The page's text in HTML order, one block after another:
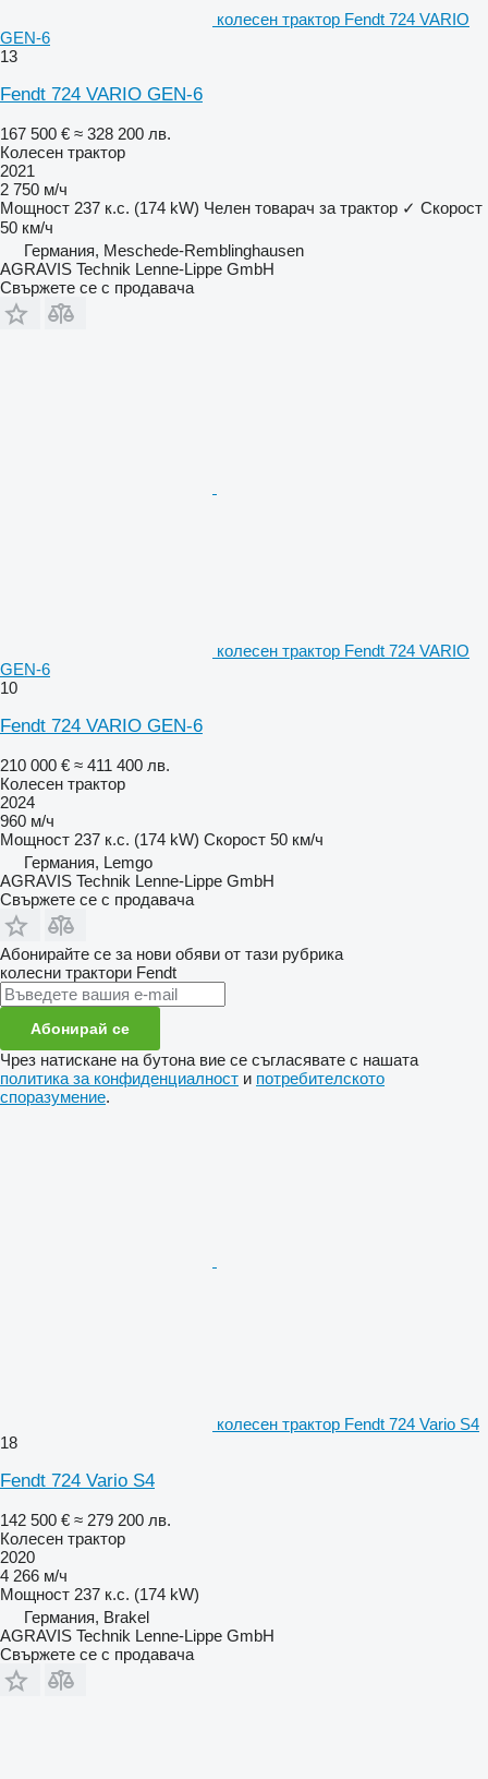
колесен трактор Fendt 724 VARIO
GEN-6
13
Fendt 724 VARIO GEN-6
167 500 € ≈ 328 200 лв.
Колесен трактор
2021
2 750 м/ч
Мощност 237 к.с. (174 kW) Челен товарач за трактор ✓ Скорост
50 км/ч
Германия, Meschede-Remblinghausen
AGRAVIS Technik Lenne-Lippe GmbH
Свържете се с продавача
колесен трактор Fendt 724 VARIO
GEN-6
10
Fendt 724 VARIO GEN-6
210 000 € ≈ 411 400 лв.
Колесен трактор
2024
960 м/ч
Мощност 237 к.с. (174 kW) Скорост 50 км/ч
Германия, Lemgo
AGRAVIS Technik Lenne-Lippe GmbH
Свържете се с продавача
Абонирайте се за нови обяви от тази рубрика
колесни трактори Fendt
Абонирай се
Чрез натискане на бутона вие се съгласявате с нашата
политика за конфиденциалност и потребителското
споразумение.
колесен трактор Fendt 724 Vario S4
18
Fendt 724 Vario S4
142 500 € ≈ 279 200 лв.
Колесен трактор
2020
4 266 м/ч
Мощност 237 к.с. (174 kW)
Германия, Brakel
AGRAVIS Technik Lenne-Lippe GmbH
Свържете се с продавача